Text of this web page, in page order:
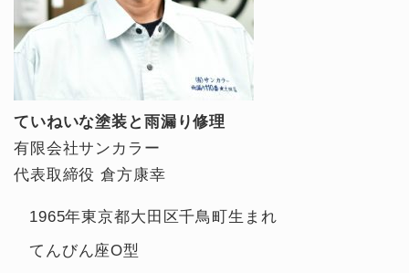
ていねいな塗装と雨漏り修理
有限会社サンカラー
代表取締役 倉方康幸
1965年東京都大田区千鳥町生まれ
てんびん座O型